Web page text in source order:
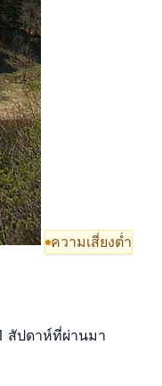
ความเสี่ยงต่ำ
สัปดาห์ที่ผ่านมา